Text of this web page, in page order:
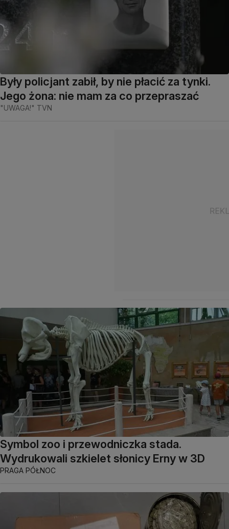
Były policjant zabił, by nie płacić za tynki.
Jego żona: nie mam za co przepraszać
"UWAGA!" TVN
Symbol zoo i przewodniczka stada.
Wydrukowali szkielet słonicy Erny w 3D
PRAGA PÓŁNOC